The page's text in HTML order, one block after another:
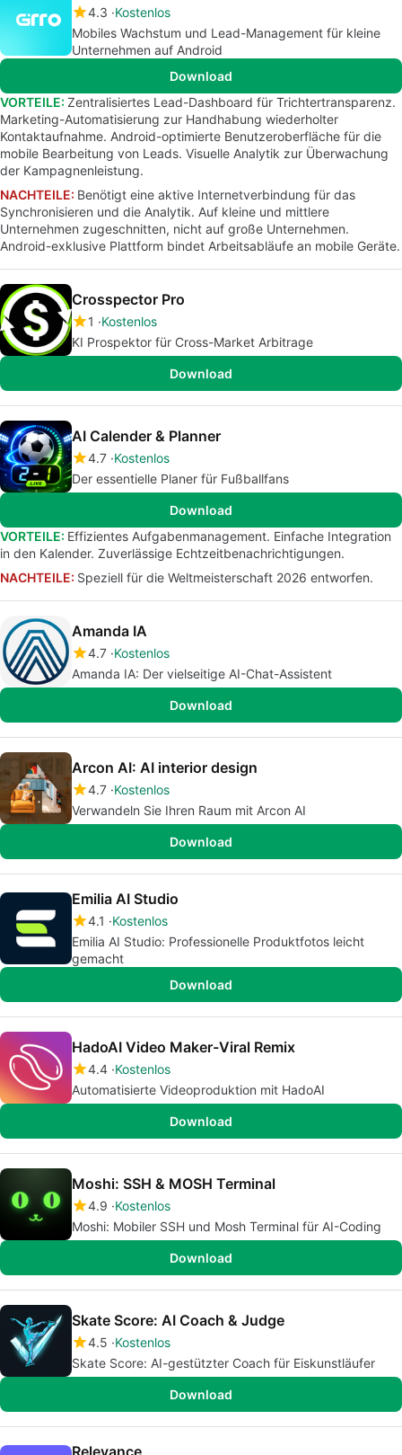
4.3 Kostenlos
Mobiles Wachstum und Lead-Management für kleine
Unternehmen auf Android
Download
VORTEILE: Zentralisiertes Lead-Dashboard für Trichtertransparenz.
Marketing-Automatisierung zur Handhabung wiederholter
Kontaktaufnahme. Android-optimierte Benutzeroberfläche für die
mobile Bearbeitung von Leads. Visuelle Analytik zur Überwachung
der Kampagnenleistung.
NACHTEILE: Benötigt eine aktive Internetverbindung für das
Synchronisieren und die Analytik. Auf kleine und mittlere
Unternehmen zugeschnitten, nicht auf große Unternehmen.
Android-exklusive Plattform bindet Arbeitsabläufe an mobile Geräte.
Crosspector Pro
1
Kostenlos
KI Prospektor für Cross-Market Arbitrage
Download
AI Calender & Planner
4.7 Kostenlos
Der essentielle Planer für Fußballfans
Download
VORTEILE: Effizientes Aufgabenmanagement. Einfache Integration
in den Kalender. Zuverlässige Echtzeitbenachrichtigungen.
NACHTEILE: Speziell für die Weltmeisterschaft 2026 entworfen.
Amanda IA
4.7 Kostenlos
Amanda IA: Der vielseitige AI-Chat-Assistent
Download
Arcon AI: AI interior design
4.7 Kostenlos
Verwandeln Sie Ihren Raum mit Arcon AI
Download
Emilia AI Studio
4.1
Kostenlos
Emilia AI Studio: Professionelle Produktfotos leicht
gemacht
Download
HadoAI Video Maker-Viral Remix
4.4 Kostenlos
Automatisierte Videoproduktion mit HadoAI
Download
Moshi: SSH & MOSH Terminal
4.9 Kostenlos
Moshi: Mobiler SSH und Mosh Terminal für AI-Coding
Download
Skate Score: AI Coach & Judge
4.5 Kostenlos
Skate Score: AI-gestützter Coach für Eiskunstläufer
Download
Relevance